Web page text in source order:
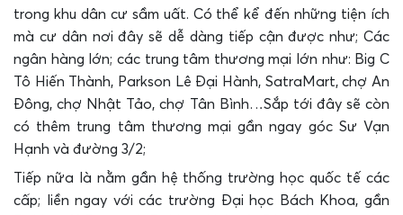
trong khu dân cư sầm uất. Có thể kể đến những tiện ích
mà cư dân nơi đây sẽ dễ dàng tiếp cận được như; Các
ngân hàng lớn; các trung tâm thương mại lớn như: Big C
Tô Hiến Thành, Parkson Lê Đại Hành, SatraMart, chợ An
Đông, chợ Nhật Tảo, chợ Tân Bình…Sắp tới đây sẽ còn
có thêm trung tâm thương mại gần ngay góc Sư Vạn
Hạnh và đường 3/2;
Tiếp nữa là nằm gần hệ thống trường học quốc tế các
cấp; liền ngay với các trường Đại học Bách Khoa, gần